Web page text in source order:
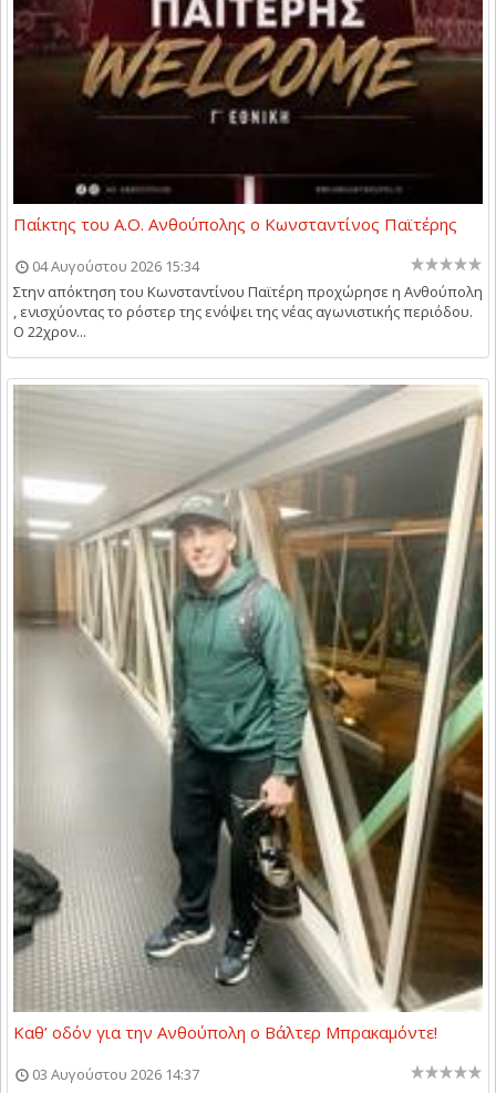
Παίκτης του Α.Ο. Ανθούπολης ο Κωνσταντίνος Παϊτέρης
04 Αυγούστου 2026 15:34
Στην απόκτηση του Κωνσταντίνου Παϊτέρη προχώρησε η Ανθούπολη
, ενισχύοντας το ρόστερ της ενόψει της νέας αγωνιστικής περιόδου.
Ο 22χρον...
Καθ’ οδόν για την Ανθούπολη ο Βάλτερ Μπρακαμόντε!
03 Αυγούστου 2026 14:37